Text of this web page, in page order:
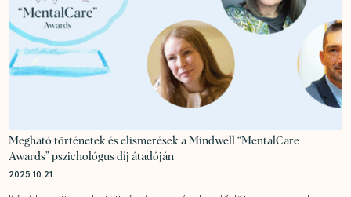
Megható történetek és elismerések a Mindwell “MentalCare
Awards” pszichológus díj átadóján
2025.10.21.